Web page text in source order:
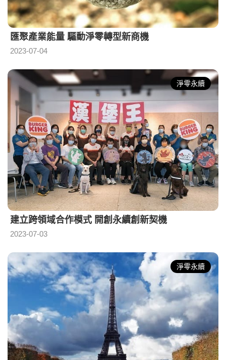
匯聚產業能量 驅動淨零轉型新商機
2023-07-04
淨零永續
建立跨領域合作模式 開創永續創新契機
2023-07-03
淨零永續